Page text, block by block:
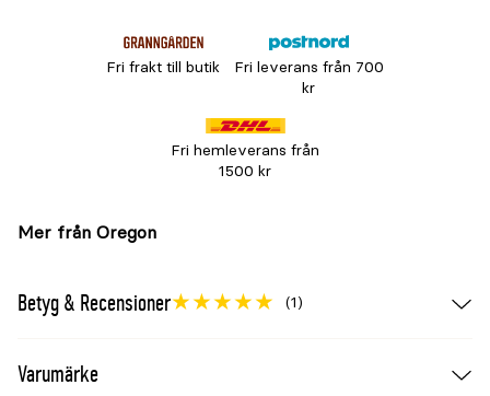
Fri frakt till butik
Fri leverans från 700
kr
Fri hemleverans från
1500 kr
Mer från Oregon
Betyg & Recensioner (1)
Varumärke